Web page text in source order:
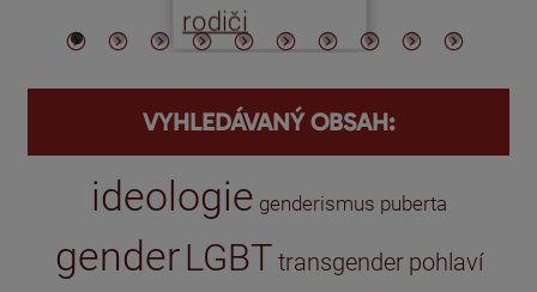
rodiči
VYHLEDÁVANÝ OBSAH:
ideologie genderismus puberta
genderLGBT transgender pohlaví